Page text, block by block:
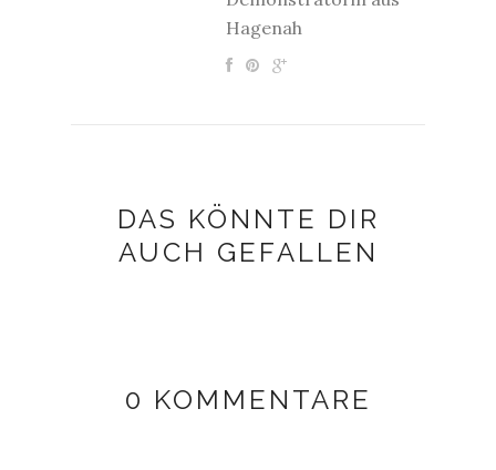
Hagenah
DAS KÖNNTE DIR
AUCH GEFALLEN
0 KOMMENTARE